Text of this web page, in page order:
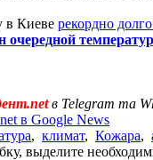
в Киеве рекордно
очередной
в Telegram та
в Google News
, климат, Кожара,
выделите